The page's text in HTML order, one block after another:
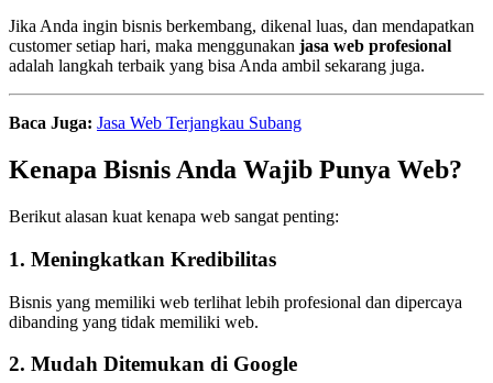
Jika Anda ingin bisnis berkembang, dikenal luas, dan mendapatkan
customer setiap hari, maka menggunakan jasa web profesional
adalah langkah terbaik yang bisa Anda ambil sekarang juga.
Baca Juga: Jasa Web Terjangkau Subang
Kenapa Bisnis Anda Wajib Punya Web?
Berikut alasan kuat kenapa web sangat penting:
1. Meningkatkan Kredibilitas
Bisnis yang memiliki web terlihat lebih profesional dan dipercaya
dibanding yang tidak memiliki web.
2. Mudah Ditemukan di Google